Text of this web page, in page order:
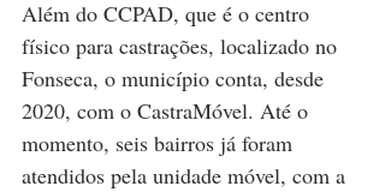
Além do CCPAD, que é o centro
físico para castrações, localizado no
Fonseca, o município conta, desde
2020, com o CastraMóvel. Até o
momento, seis bairros já foram
atendidos pela unidade móvel, com a